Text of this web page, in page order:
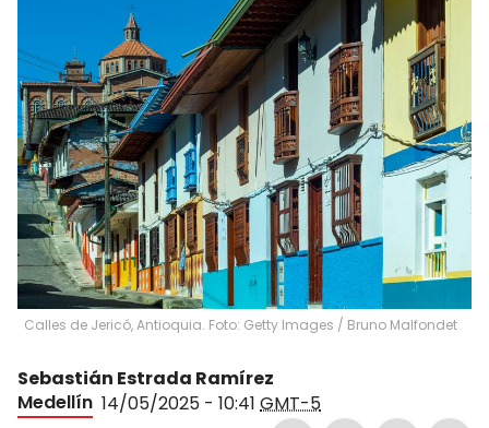
Calles de Jericó, Antioquia. Foto: Getty Images / Bruno Malfondet
Sebastián Estrada Ramírez
Medellín 14/05/2025 - 10:41 GMT-5